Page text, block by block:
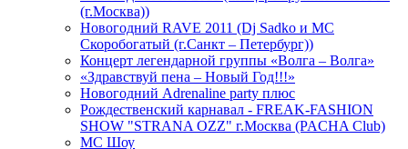
(г.Москва))
Новогодний RAVE 2011 (Dj Sadko и MC
Скоробогатый (г.Санкт – Петербург))
Концерт легендарной группы «Волга – Волга»
«Здравствуй пена – Новый Год!!!»
Новогодний Adrenaline party плюс
Рождественский карнавал - FREAK-FASHION
SHOW "STRANA OZZ" г.Москва (PACHA Club)
MC Шоу